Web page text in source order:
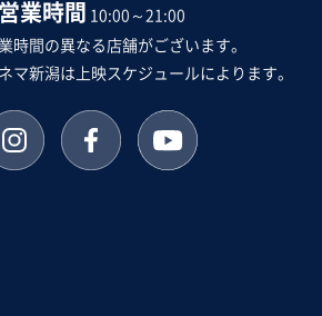
営業時間 10:00～21:00
時間の異なる店舗がございます。
マ新潟は上映スケジュールによります。